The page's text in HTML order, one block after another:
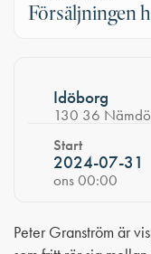
Försäljningen
Idöborg
130 36
Start
2024-07-31
ons 00:00
Peter Granström är